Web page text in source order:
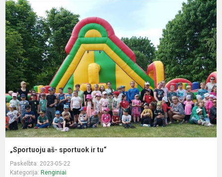
„Sportuoju aš- sportuok ir tu“
Paskelbta: 2023-05-22
Kategorija: Renginiai